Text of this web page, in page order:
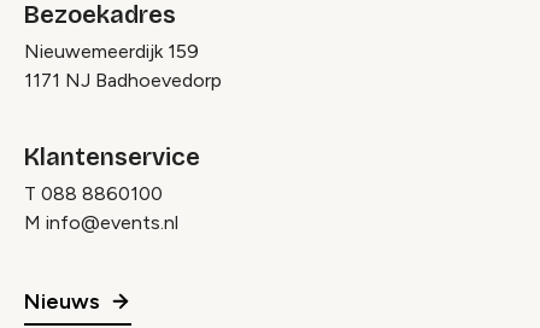
Bezoekadres
Nieuwemeerdijk 159
1171 NJ Badhoevedorp
Klantenservice
T 088 8860100
M info@events.nl
Nieuws